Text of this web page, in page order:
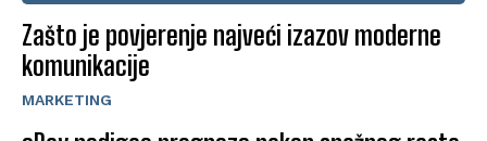
Zašto je povjerenje najveći izazov moderne
komunikacije
MARKETING